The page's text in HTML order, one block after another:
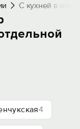
С кухней в
4